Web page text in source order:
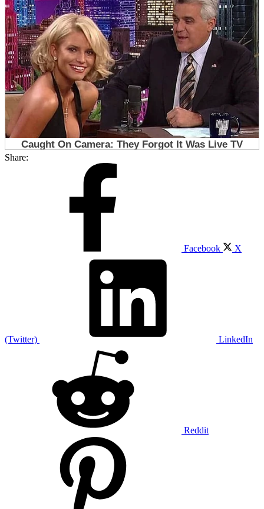
Share:
Facebook X
(Twitter) LinkedIn
Reddit